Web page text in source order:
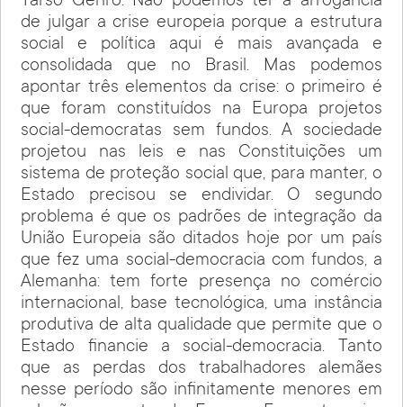
de julgar a crise europeia porque a estrutura
social e política aqui é mais avançada e
consolidada que no Brasil. Mas podemos
apontar três elementos da crise: o primeiro é
que foram constituídos na Europa projetos
social-democratas sem fundos. A sociedade
projetou nas leis e nas Constituições um
sistema de proteção social que, para manter, o
Estado precisou se endividar. O segundo
problema é que os padrões de integração da
União Europeia são ditados hoje por um país
que fez uma social-democracia com fundos, a
Alemanha: tem forte presença no comércio
internacional, base tecnológica, uma instância
produtiva de alta qualidade que permite que o
Estado financie a social-democracia. Tanto
que as perdas dos trabalhadores alemães
nesse período são infinitamente menores em